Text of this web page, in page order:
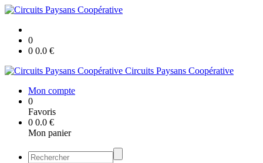
0
0 0.0 €
Circuits Paysans Coopérative
Mon compte
0
Favoris
0 0.0 €
Mon panier